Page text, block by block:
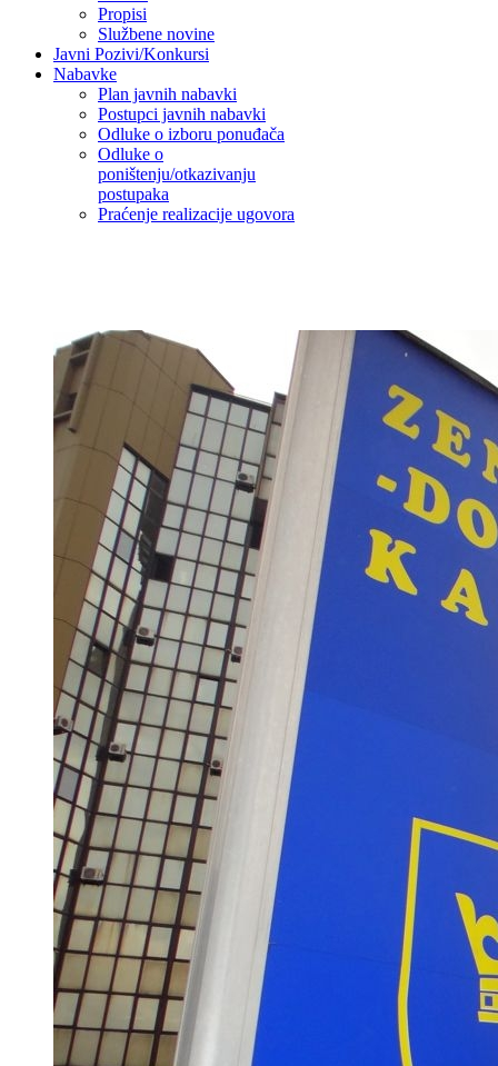
Propisi
Službene novine
Javni Pozivi/Konkursi
Nabavke
Plan javnih nabavki
Postupci javnih nabavki
Odluke o izboru ponuđača
Odluke o
poništenju/otkazivanju
postupaka
Praćenje realizacije ugovora